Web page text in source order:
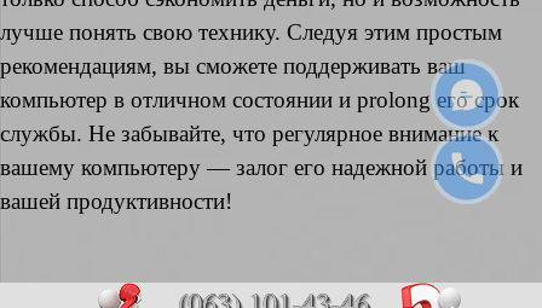
лучше понять свою технику. Следуя этим простым
рекомендациям, вы сможете поддерживать ваш
компьютер в отличном состоянии и prolong его срок
службы. Не забывайте, что регулярное внимание к
вашему компьютеру — залог его надежной работы и
вашей продуктивности!